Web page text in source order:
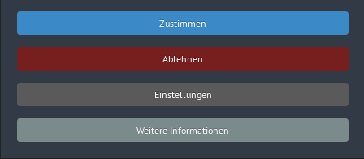
Zustimmen
Ablehnen
Einstellungen
Weitere Informationen